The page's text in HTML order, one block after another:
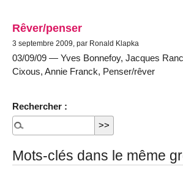
Rêver/penser
3 septembre 2009, par Ronald Klapka
03/09/09 — Yves Bonnefoy, Jacques
Cixous, Annie Franck, Penser/rêver
Rechercher :
Mots-clés dans le même